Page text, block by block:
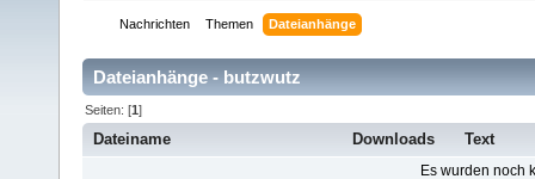
Nachrichten Themen Dateianhänge
Dateianhänge - butzwutz
Seiten: [1]
Dateiname Downloads Text
Es wurden noch